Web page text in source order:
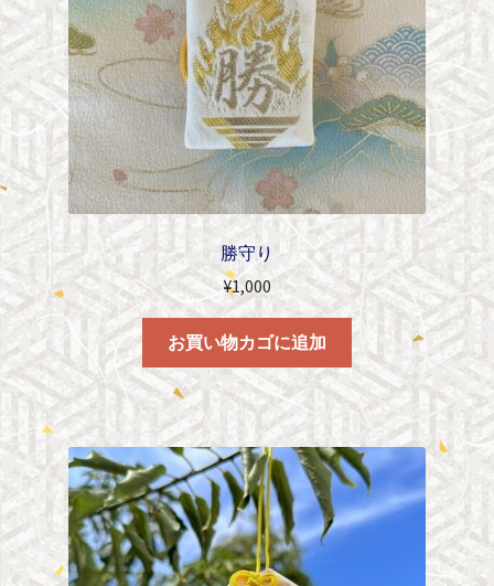
勝守り
¥1,000
お買い物カゴに追加